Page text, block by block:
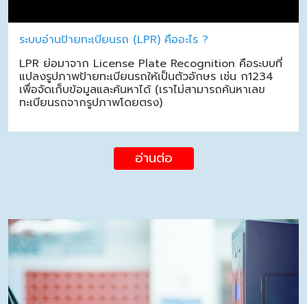
ระบบอ่านป้ายทะเบียนรถ (LPR) คืออะไร ?
LPR ย่อมาจาก License Plate Recognition คือระบบที่
แปลงรูปภาพป้ายทะเบียนรถให้เป็นตัวอักษร เช่น ก1234
เพื่อจัดเก็บข้อมูลและค้นหาได้ (เราไม่สามารถค้นหาเลข
ทะเบียนรถจากรูปภาพโดยตรง)
อ่านต่อ